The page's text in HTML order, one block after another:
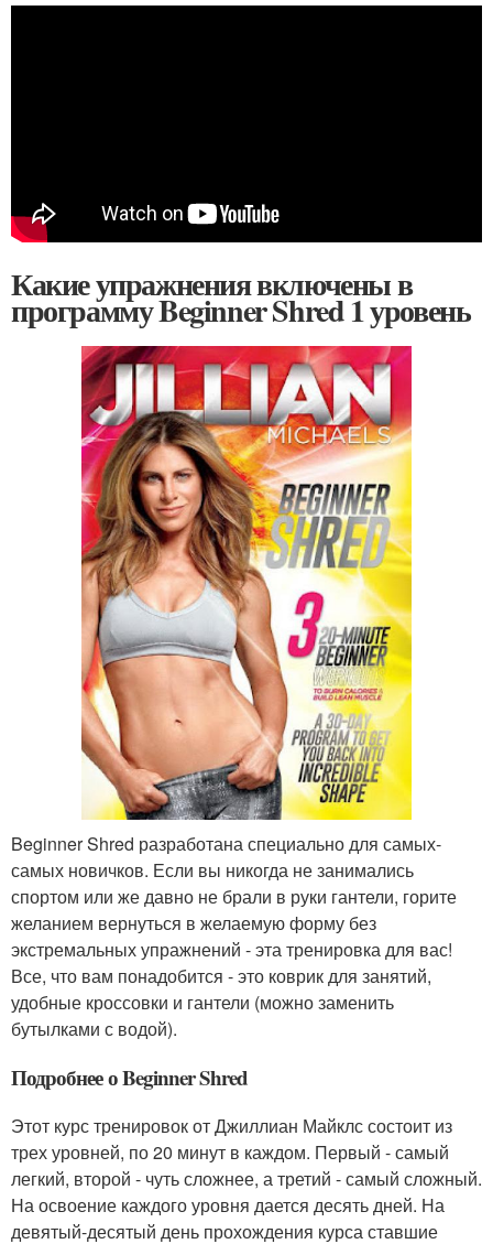
Какие упражнения включены в
программу Beginner Shred 1 уровень
Beginner Shred разработана специально для самых-
самых новичков. Если вы никогда не занимались
спортом или же давно не брали в руки гантели, горите
желанием вернуться в желаемую форму без
экстремальных упражнений - эта тренировка для вас!
Все, что вам понадобится - это коврик для занятий,
удобные кроссовки и гантели (можно заменить
бутылками с водой).
Подробнее о Beginner Shred
Этот курс тренировок от Джиллиан Майклс состоит из
трех уровней, по 20 минут в каждом. Первый - самый
легкий, второй - чуть сложнее, а третий - самый сложный.
На освоение каждого уровня дается десять дней. На
девятый-десятый день прохождения курса ставшие